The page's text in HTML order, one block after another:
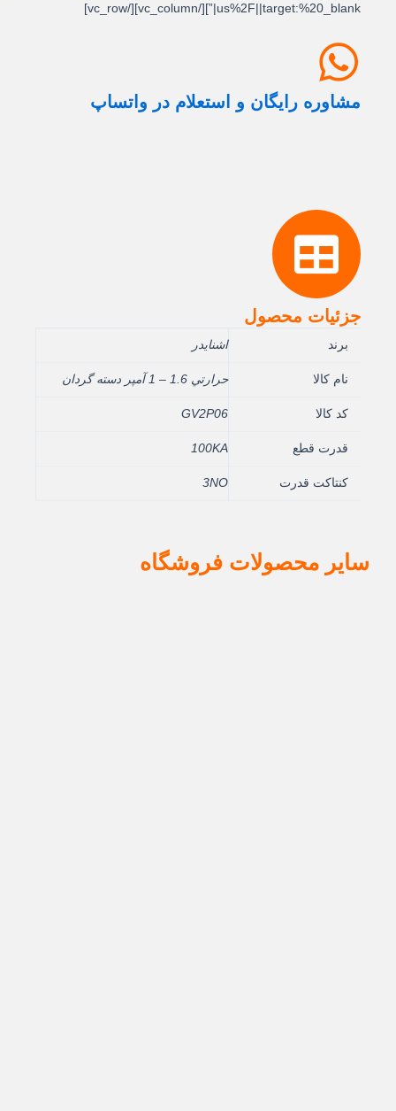
us%2F||target:%20_blank|”][/vc_column][/vc_row]
مشاوره رایگان و استعلام در واتساپ
جزئیات محصول
اشنایدر
نام کالا حرارتي 1.6 – 1 آمپر دسته گردان
کد کالا GV2P06
قدرت قطع 100KA
کنتاکت قدرت 3NO
سایر محصولات فروشگاه